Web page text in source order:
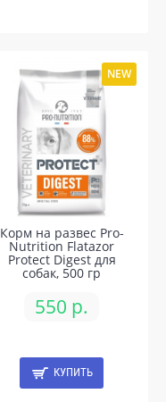
NEW
Корм на развес Pro-
Nutrition Flatazor
Protect Digest для
собак, 500 гр
550 р.
КУПИТЬ